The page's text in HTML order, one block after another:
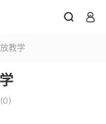
 
教学
0)